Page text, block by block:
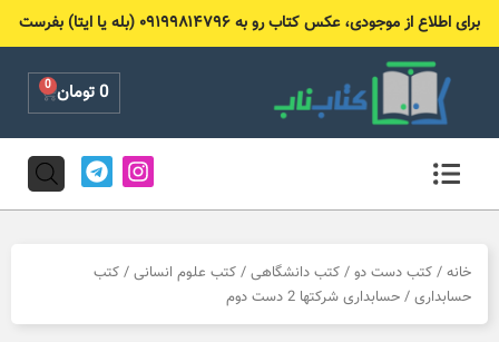
برای اطلاع از موجودی، عکس کتاب رو به ۰۹۱۹۹۸۱۴۷۹۶ (بله یا ایتا) بفرست
0تومان 0
Cart
I
n
s
g
a
T
e
l
r
m
خانه / کتب دست دو / کتب دانشگاهی / کتب علوم انسانی / کتب
حسابداری / حسابداری شرکتها 2 دست دوم